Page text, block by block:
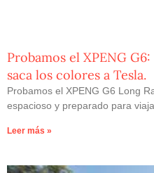
Probamos el XPENG
saca los colores a Tesla.
Probamos el XPENG G6 Long
espacioso y preparado para
Leer más »